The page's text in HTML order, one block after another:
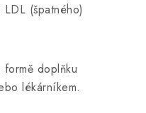
(špatného)
doplňku
lékárníkem.